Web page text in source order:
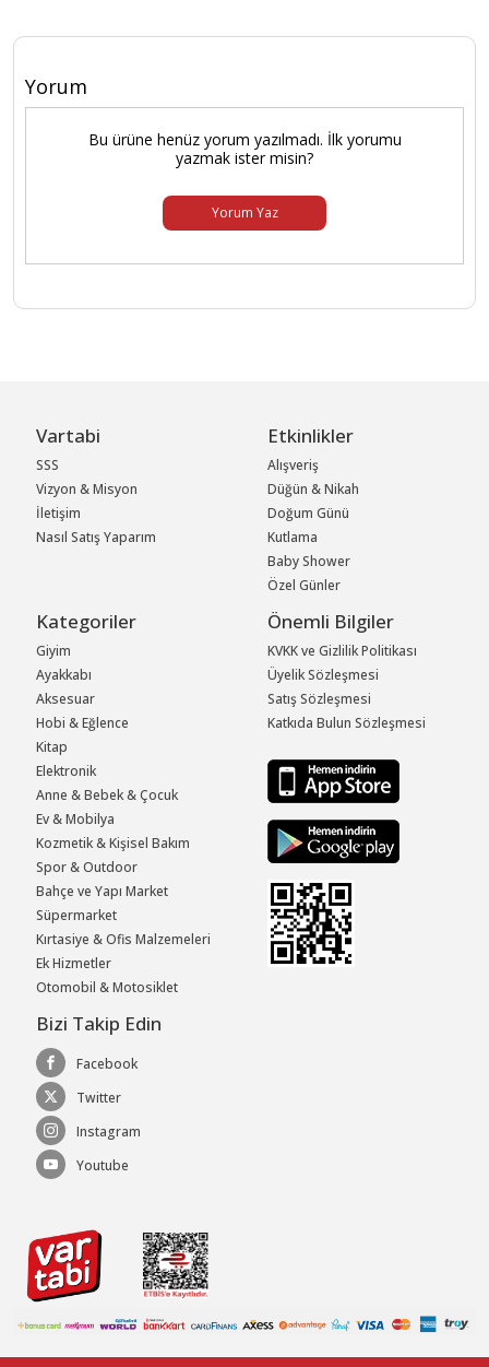
Yorum
Bu ürüne henüz yorum yazılmadı. İlk yorumu
yazmak ister misin?
Yorum Yaz
Vartabi
SSS
Vizyon & Misyon
İletişim
Nasıl Satış Yaparım
Etkinlikler
Alışveriş
Düğün & Nikah
Doğum Günü
Kutlama
Baby Shower
Özel Günler
Kategoriler
Giyim
Ayakkabı
Aksesuar
Hobi & Eğlence
Kitap
Elektronik
Anne & Bebek & Çocuk
Ev & Mobilya
Kozmetik & Kişisel Bakım
Spor & Outdoor
Bahçe ve Yapı Market
Süpermarket
Kırtasiye & Ofis Malzemeleri
Ek Hizmetler
Otomobil & Motosiklet
Önemli Bilgiler
KVKK ve Gizlilik Politikası
Üyelik Sözleşmesi
Satış Sözleşmesi
Katkıda Bulun Sözleşmesi
Bizi Takip Edin
Facebook
Twitter
Instagram
Youtube